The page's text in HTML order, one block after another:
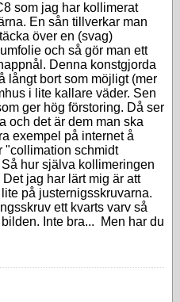
som jag har kollimerat
En sån tillverkar man
över en (svag)
och så gör man ett
Denna konstgjorda
långt bort som möjligt (mer
i lite kallare väder. Sen
ger hög förstoring. Då ser
och det är dem man ska
exempel på internet å
"collimation schmidt
hur själva kollimeringen
jag har lärt mig är att
på justernigsskruvarna.
ett kvarts varv så
Inte bra... Men har du